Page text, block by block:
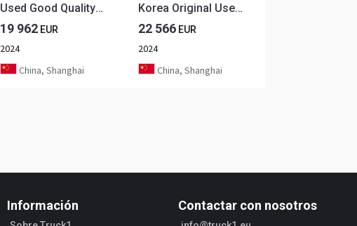
Used Good Quality Excavator Korea Hyundai 225LC-9T 225Lc-7 220LC-9S 150Lc-7 Good Quality for Sale at Low Price
19 962EUR
2024
China, Shanghai
Korea Original Used Hyundai 220LC-9S Excavator Used Robex Hyundai 220 Excavator 220LC-9S Used Excavators for Sale
22 566 EUR
2024
China, Shanghai
Información Contactar con nosotros